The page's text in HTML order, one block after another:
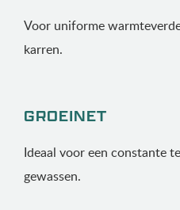
Voor uniforme
karren.
GROEINET
Ideaal voor een constante
gewassen.